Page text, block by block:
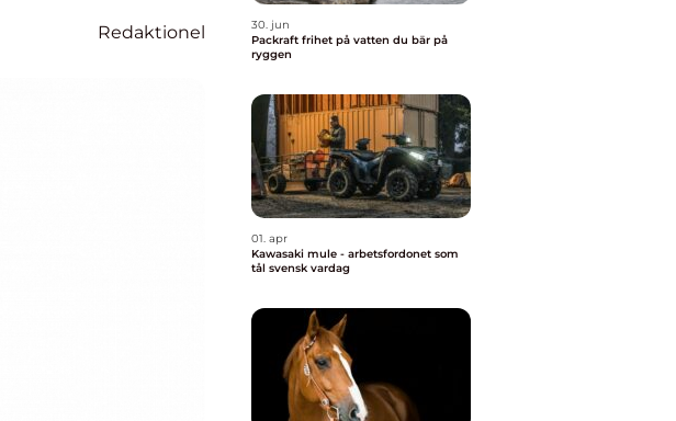
Redaktionel
30. jun
Packraft frihet på vatten du bär på
ryggen
01. apr
Kawasaki mule - arbetsfordonet som
tål svensk vardag